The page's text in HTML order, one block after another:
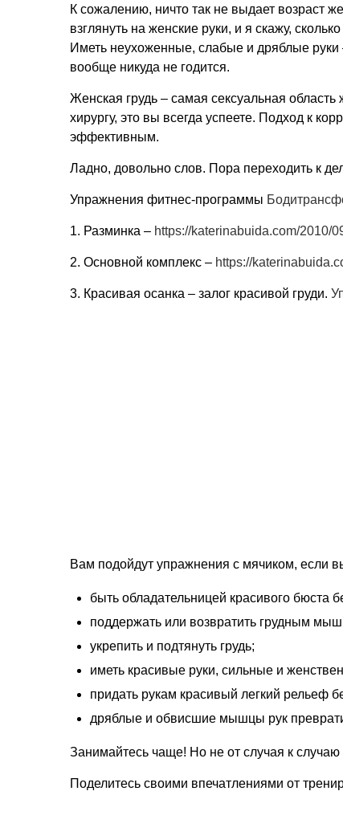
К сожалению, ничто так не выдает возраст
взглянуть на женские руки, и я скажу,
Иметь неухоженные, слабые и дряблые
вообще никуда не годится.
Женская грудь – самая сексуальная
хирургу, это вы всегда успеете. Подход к
эффективным.
Ладно, довольно слов. Пора переходить к
Упражнения фитнес-программы
1. Разминка – https://katerinabuida.com/2010/
2. Основной комплекс – https://
3. Красивая осанка – залог красивой груди.
Вам подойдут упражнения с мячиком, если
быть обладательницей красивого бюста
поддержать или возвратить грудным
укрепить и подтянуть грудь;
иметь красивые руки, сильные и
придать рукам красивый легкий рельеф
дряблые и обвисшие мышцы рук
Занимайтесь чаще! Но не от случая к случаю
Поделитесь своими впечатлениями от